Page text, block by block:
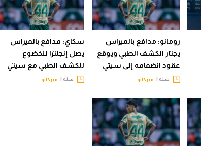
رومانو: مدافع بالميراس
يجتار الكشف الطبي ويوقع
عقود انضمامه إلى سيتي
سنه | ميركاتو
سكاي: مدافع بالميراس
يصل إنجلترا للخضوع
للكشف الطبي مع سيتي
سنه | ميركاتو